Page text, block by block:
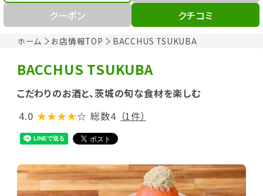
ホーム お店情報TOP BACCHUS TSUKUBA
クーポン
クチコミ
BACCHUS TSUKUBA
こだわりのお酒と、茨城の旬な食材を楽しむ
4.0 ★★★★☆ 総数4 （1件）